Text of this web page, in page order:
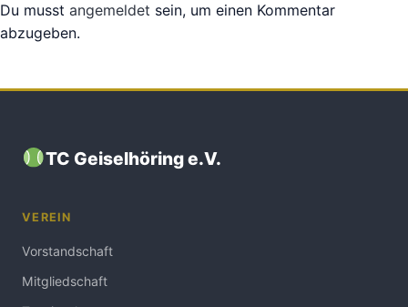
Du musst angemeldet sein, um einen Kommentar
abzugeben.
TC Geiselhöring e.V.
VEREIN
Vorstandschaft
Mitgliedschaft